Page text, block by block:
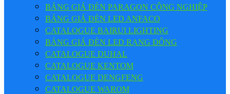
BẢNG GIÁ ĐÈN PARAGON CÔNG NGHIỆP
BẢNG GIÁ ĐÈN LED ANFACO
CATALOGUE BAIRUI LIGHTING
BẢNG GIÁ ĐÈN LED RẠNG ĐÔNG
CATALOGUE DUHAL
CATALOGUE KENTOM
CATALOGUE DENGFENG
CATALOGUE WAROM